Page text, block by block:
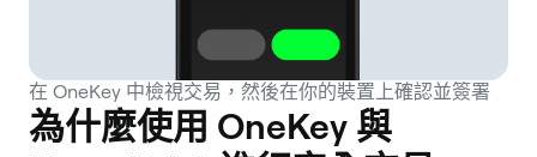
在 OneKey 中檢視交易，然後在你的裝置上確認並簽署
為什麼使用 OneKey 與